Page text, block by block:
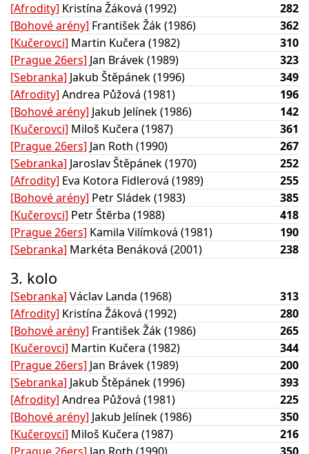
[Afrodity] Kristína Žáková (1992)
282
[Bohové arény] František Žák (1986)
362
[Kučerovci] Martin Kučera (1982)
310
[Prague 26ers] Jan Brávek (1989)
323
[Sebranka] Jakub Štěpánek (1996)
349
[Afrodity] Andrea Půžová (1981)
196
[Bohové arény] Jakub Jelínek (1986)
142
[Kučerovci] Miloš Kučera (1987)
361
[Prague 26ers] Jan Roth (1990)
267
[Sebranka] Jaroslav Štěpánek (1970)
252
[Afrodity] Eva Kotora Fidlerová (1989)
255
[Bohové arény] Petr Sládek (1983)
385
[Kučerovci] Petr Štĕrba (1988)
418
[Prague 26ers] Kamila Vilímková (1981)
190
[Sebranka] Markéta Benáková (2001) 238
3. kolo
[Sebranka] Václav Landa (1968)
313
[Afrodity] Kristína Žáková (1992)
280
[Bohové arény] František Žák (1986)
265
[Kučerovci] Martin Kučera (1982)
344
[Prague 26ers] Jan Brávek (1989)
200
[Sebranka] Jakub Štěpánek (1996)
393
[Afrodity] Andrea Půžová (1981)
225
[Bohové arény] Jakub Jelínek (1986)
350
[Kučerovci] Miloš Kučera (1987)
216